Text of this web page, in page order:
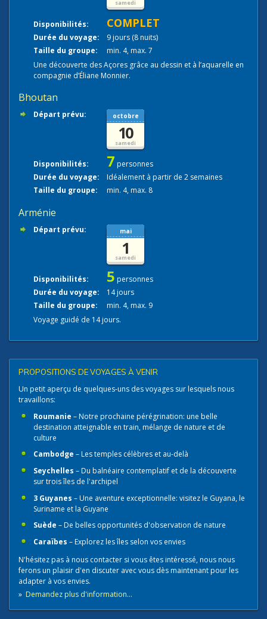
samedi
Disponibilités: COMPLET
Durée du voyage:
9 jours (8 nuits)
Taille du groupe:
min. 4, max. 7
Une découverte des Açores grâce au dessin et à l’aquarelle en
compagnie d’Éliane Monnier.
Bhoutan
Départ prévu: octobre
10
samedi
Disponibilités: 7 personnes
Durée du voyage:
Idéalement à partir de 2 semaines
Taille du groupe:
min. 4, max. 8
Arménie
Départ prévu: mai
1
samedi
Disponibilités: 5 personnes
Durée du voyage:
14 jours
Taille du groupe:
min. 4, max. 9
Voyage guidé de 14 jours.
PROPOSITIONS DE VOYAGES À VENIR
Un petit aperçu de quelques-uns des voyages sur lesquels nous
travaillons:
Roumanie – Notre prochaine pérégrination: une belle
destination atteignable en train, mélange de nature et de
culture
Cambodge – Les temples célèbres et au-delà
Seychelles – Du balnéaire contemplatif et de la découverte
sur trois îles de l'archipel
3 Guyanes – Une aventure exceptionnelle: visitez le Guyana, le
Suriname et la Guyane
Suède – De belles opportunités d'observation de nature
Caraïbes – Explorez les îles selon vos envies
N'hésitez pas à nous contacter​ si vous êtes intéressé, nous nous
ferons un plaisir d'en discuter avec vous dès maintenant pour les
adapter à vos envies.
» Demandez plus d'information...